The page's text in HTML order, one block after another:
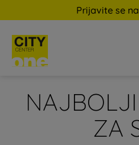
Prijavite se
ZA